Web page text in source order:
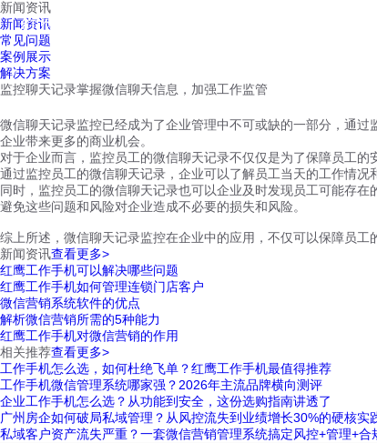
红鹰工作手机
新闻资讯
新闻资讯
常见问题
案例展示
解决方案
监控聊天记录掌握微信聊天信息，加强工作监管
微信聊天记录监控已经成为了企业管理中不可或缺的一部分，通
企业带来更多的商业机会。
对于企业而言，监控员工的微信聊天记录不仅仅是为了保障员工
通过监控员工的微信聊天记录，企业可以了解员工当天的工作情
同时，监控员工的微信聊天记录也可以企业及时发现员工可能存
避免这些问题和风险对企业造成不必要的损失和风险。
综上所述，微信聊天记录监控在企业中的应用，不仅可以保障员
新闻资讯查看更多>
红鹰工作手机可以解决哪些问题
红鹰工作手机如何管理连锁门店客户
微信营销系统软件的优点
解析微信营销所需的5种能力
红鹰工作手机对微信营销的作用
相关推荐查看更多>
工作手机怎么选，如何杜绝飞单？红鹰工作手机最值得推荐
工作手机微信管理系统哪家强？2026年主流品牌横向测评
企业工作手机怎么选？从功能到安全，这份选购指南讲透了
广州房企如何破局私域管理？从风控流失到业绩增长30%的硬核实
私域客户资产流失严重？一套微信营销管理系统搞定风控+管理+合